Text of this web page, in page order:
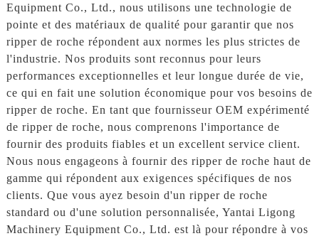
Equipment Co., Ltd., nous utilisons une technologie de
pointe et des matériaux de qualité pour garantir que nos
ripper de roche répondent aux normes les plus strictes de
l'industrie. Nos produits sont reconnus pour leurs
performances exceptionnelles et leur longue durée de vie,
ce qui en fait une solution économique pour vos besoins de
ripper de roche. En tant que fournisseur OEM expérimenté
de ripper de roche, nous comprenons l'importance de
fournir des produits fiables et un excellent service client.
Nous nous engageons à fournir des ripper de roche haut de
gamme qui répondent aux exigences spécifiques de nos
clients. Que vous ayez besoin d'un ripper de roche
standard ou d'une solution personnalisée, Yantai Ligong
Machinery Equipment Co., Ltd. est là pour répondre à vos